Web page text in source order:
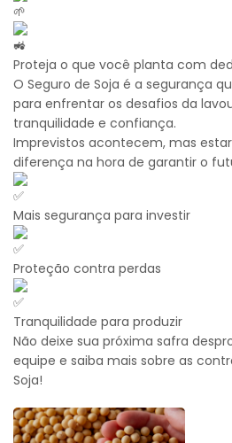
Proteja o que você planta com
O Seguro de Soja é a segurança
para enfrentar os desafios da
tranquilidade e confiança.
Imprevistos acontecem, mas
diferença na hora de garantir o
Mais segurança para investir
Proteção contra perdas
Tranquilidade para produzir
Não deixe sua próxima safra
equipe e saiba mais sobre as
Soja!